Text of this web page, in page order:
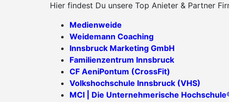
Hier findest Du unsere Top Anieter & Partner
Medienweide
Weidemann Coaching
Innsbruck Marketing GmbH
Familienzentrum Innsbruck
CF AeniPontum (CrossFit)
Volkshochschule Innsbruck (VHS)
MCI | Die Unternehmerische